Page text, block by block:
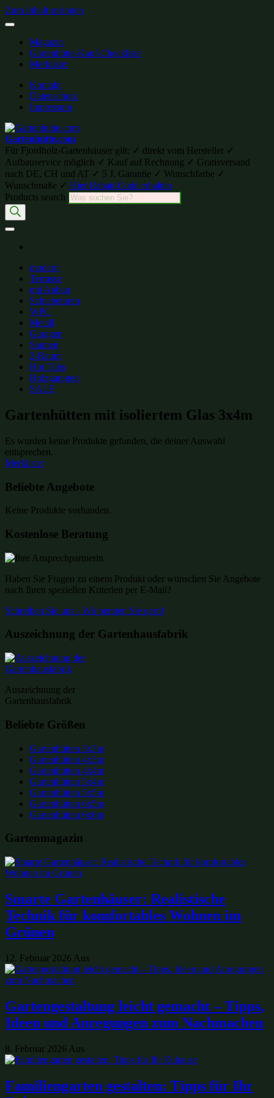
Zum Inhalt springen
Magazin
Gartenhütte-Kauf-Checkliste
Merkliste:
Kontakt
Datenschutz
Impressum
Gartenhütte.com
Für Fjordholz-Gartenhäuser gilt: ✓ direkt vom Hersteller ✓
Aufbauservice möglich ✓ Kauf auf Rechnung ✓ Gratisversand
nach DE, CH und AT ✓ 5 J. Garantie ✓ Wunschfarbe ✓
Wunschmaße ✓ Hier Rabatt-Code erhalten
Products search
modern
Terrasse
mit Anbau
Schiebetüren
WPC
Metall
Garagen
Saunen
2-Raum
Hot Tubs
Holzgaragen
SALE
Gartenhütten mit isoliertem Glas 3x4m
Es wurden keine Produkte gefunden, die deiner Auswahl
entsprechen.
Merkliste:
Beliebte Angebote
Keine Produkte vorhanden.
Kostenlose Beratung
Haben Sie Fragen zu einem Produkt oder wünschen Sie Angebote
nach Ihren speziellen Kriterien per E-Mail?
Schreiben Sie uns - Wir beraten Sie gern!
Auszeichnung der Gartenhausfabrik
Auszeichnung der
Gartenhausfabrik
Beliebte Größen
Gartenhütten 3x3m
Gartenhütten 4x3m
Gartenhütten 4x4m
Gartenhütten 5x4m
Gartenhütten 5x5m
Gartenhütten 6x5m
Gartenhütten 6x6m
Gartenmagazin
Smarte Gartenhäuser: Realistische
Technik für komfortables Wohnen im
Grünen
12. Februar 2026 Aus
Gartengestaltung leicht gemacht – Tipps,
Ideen und Anregungen zum Nachmachen
8. Februar 2026 Aus
Familiengarten gestalten: Tipps für Ihr